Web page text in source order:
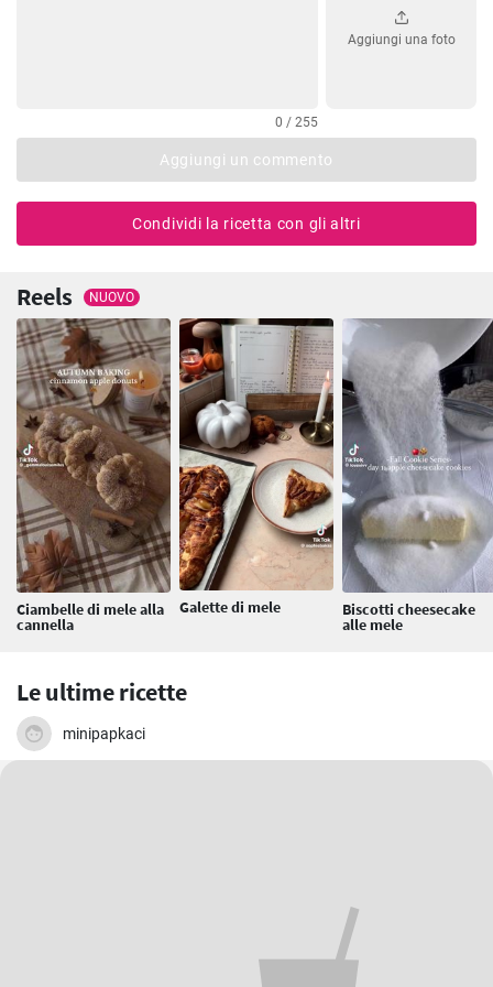
0 / 255
Aggiungi una foto
Aggiungi un commento
Condividi la ricetta con gli altri
Reels NUOVO
Ciambelle di mele alla
cannella
Galette di mele Biscotti cheesecake
alle mele
Le ultime ricette
minipapkaci